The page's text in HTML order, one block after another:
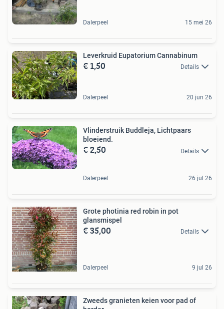
Dalerpeel 15 mei 26
Leverkruid Eupatorium Cannabinum
€ 1,50 Details
Dalerpeel 20 jun 26
Vlinderstruik Buddleja, Lichtpaars
bloeiend.
€ 2,50 Details
Dalerpeel 26 jul 26
Grote photinia red robin in pot
glansmispel
€ 35,00 Details
Dalerpeel 9 jul 26
Zweeds granieten keien voor pad of